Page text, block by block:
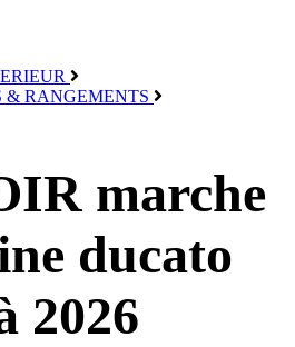
& RANGEMENTS
marche
ducato
2026